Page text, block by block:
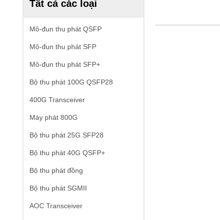
Tất cả các loại
Mô-đun thu phát QSFP
Mô-đun thu phát SFP
Mô-đun thu phát SFP+
Bộ thu phát 100G QSFP28
400G Transceiver
Máy phát 800G
Bộ thu phát 25G SFP28
Bộ thu phát 40G QSFP+
Bộ thu phát đồng
Bộ thu phát SGMII
AOC Transceiver